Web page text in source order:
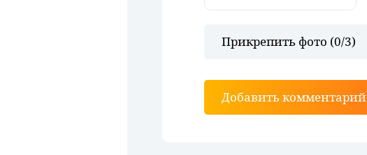
Прикрепить фото (0/3)
Добавить комментарий